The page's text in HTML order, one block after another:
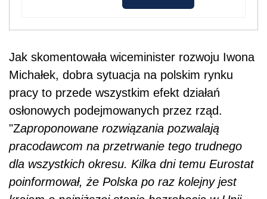
Jak skomentowała wiceminister rozwoju Iwona
Michałek, dobra sytuacja na polskim rynku
pracy to przede wszystkim efekt działań
osłonowych podejmowanych przez rząd.
"Zaproponowane rozwiązania pozwalają
pracodawcom na przetrwanie tego trudnego
dla wszystkich okresu. Kilka dni temu Eurostat
poinformował, że Polska po raz kolejny jest